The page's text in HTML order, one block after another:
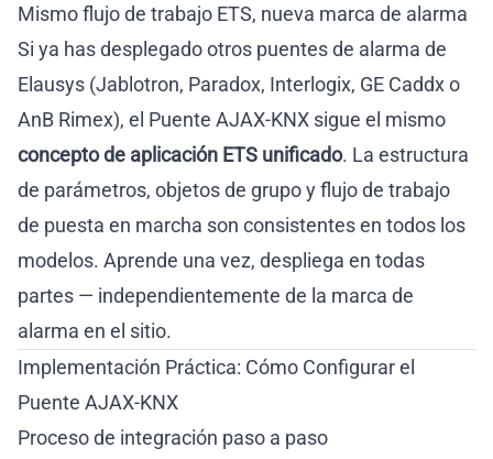
Mismo flujo de trabajo ETS, nueva marca de alarma
Si ya has desplegado otros puentes de alarma de
Elausys (Jablotron, Paradox, Interlogix, GE Caddx o
AnB Rimex), el Puente AJAX-KNX sigue el mismo
concepto de aplicación ETS unificado. La estructura
de parámetros, objetos de grupo y flujo de trabajo
de puesta en marcha son consistentes en todos los
modelos. Aprende una vez, despliega en todas
partes — independientemente de la marca de
alarma en el sitio.
Implementación Práctica: Cómo Configurar el
Puente AJAX-KNX
Proceso de integración paso a paso